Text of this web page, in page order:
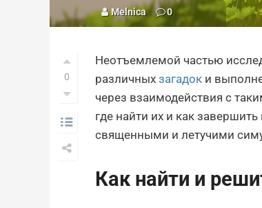
Melnica 0
0
Неотъемлемой частью
различных загадок и
через взаимодействия с
где найти их и как
священными и летучими
Как найти и